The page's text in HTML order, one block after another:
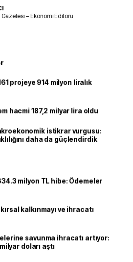
– Ekonomi Editörü
projeye 914 milyon liralık
hacmi 187,2 milyar lira oldu
istikrar vurgusu:
daha da güçlendirdik
milyon TL hibe: Ödemeler
kalkınmayı ve ihracatı
savunma ihracatı artıyor:
doları aştı